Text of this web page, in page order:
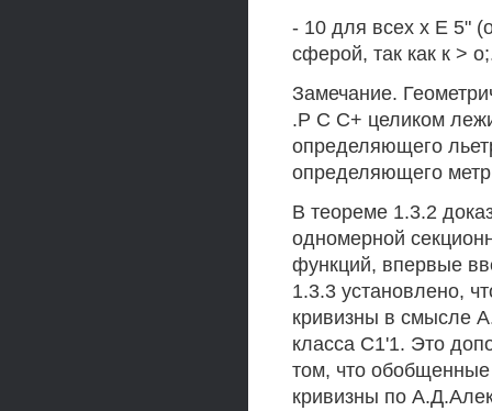
- 10 для всех х Е 5"
сферой, так как к >
Замечание.
.Р С С+ целиком
определяющего
определяющего
В теореме 1.3.2
одномерной
функций, впервые
1.3.3 установлено,
кривизны в смысле
класса С1'1. Это
том, что
кривизны по